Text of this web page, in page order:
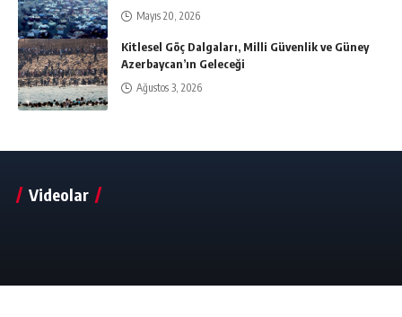
Mayıs 20, 2026
Kitlesel Göç Dalgaları, Milli Güvenlik ve Güney
Azerbaycan’ın Geleceği
Ağustos 3, 2026
Videolar